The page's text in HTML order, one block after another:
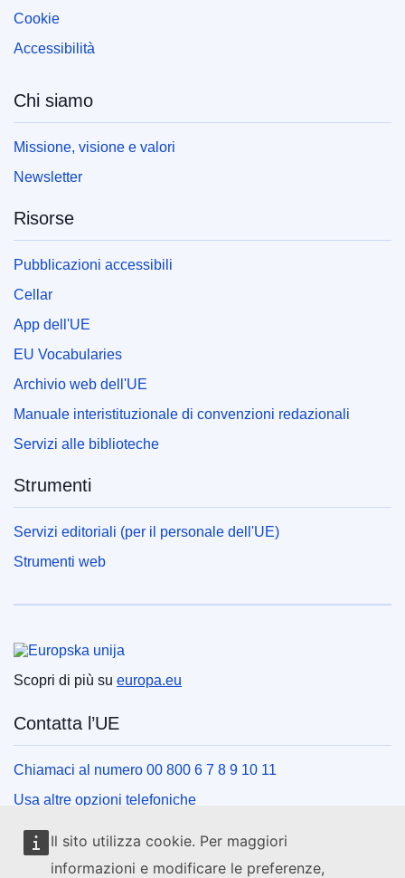
Il sito utilizza cookie. Per maggiori
informazioni e modificare le preferenze,
Cookie
Accessibilità
Chi siamo
Missione, visione e valori
Newsletter
Risorse
Pubblicazioni accessibili
Cellar
App dell'UE
EU Vocabularies
Archivio web dell'UE
Manuale interistituzionale di convenzioni redazionali
Servizi alle biblioteche
Strumenti
Servizi editoriali (per il personale dell'UE)
Strumenti web
Scopri di più su europa.eu
Contatta l’UE
Chiamaci al numero 00 800 6 7 8 9 10 11
Usa altre opzioni telefoniche
Scrivici usando l’apposito modulo
Incontraci presso uno dei centri dell’UE